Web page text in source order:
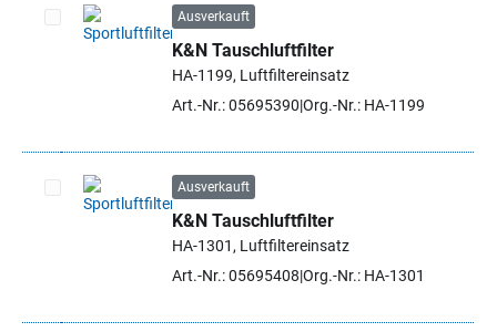
Artikel auswählen
Ausverkauft
K&N Tauschluftfilter
HA-1199, Luftfiltereinsatz
Art.-Nr.: 05695390 Org.-Nr.: HA-1199
Artikel auswählen
Ausverkauft
K&N Tauschluftfilter
HA-1301, Luftfiltereinsatz
Art.-Nr.: 05695408 Org.-Nr.: HA-1301